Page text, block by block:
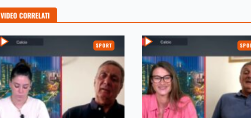
VIDEO CORRELATI
SPORT